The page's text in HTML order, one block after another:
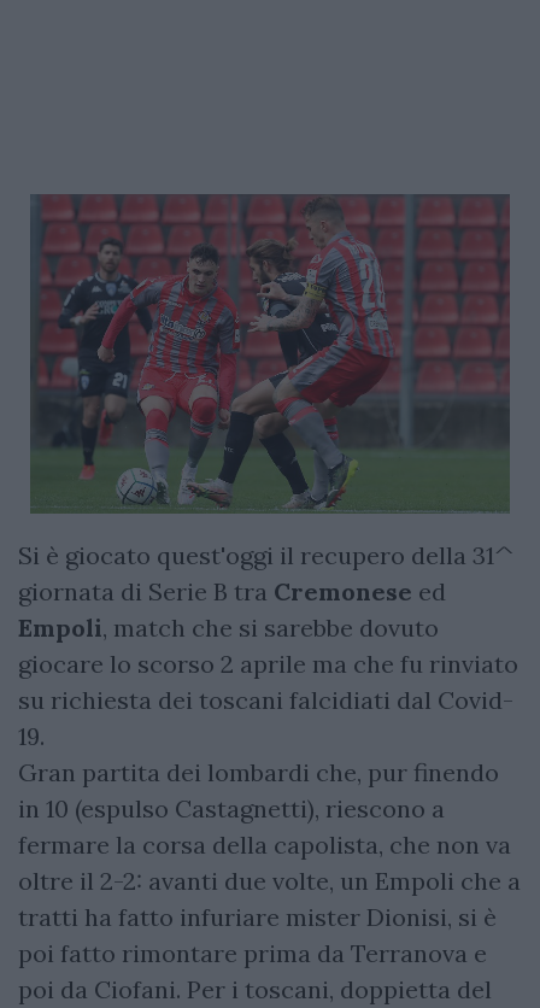
Si è giocato quest'oggi il recupero della 31^
giornata di Serie B tra Cremonese ed
Empoli, match che si sarebbe dovuto
giocare lo scorso 2 aprile ma che fu rinviato
su richiesta dei toscani falcidiati dal Covid-
19.
Gran partita dei lombardi che, pur finendo
in 10 (espulso Castagnetti), riescono a
fermare la corsa della capolista, che non va
oltre il 2-2: avanti due volte, un Empoli che a
tratti ha fatto infuriare mister Dionisi, si è
poi fatto rimontare prima da Terranova e
poi da Ciofani. Per i toscani, doppietta del